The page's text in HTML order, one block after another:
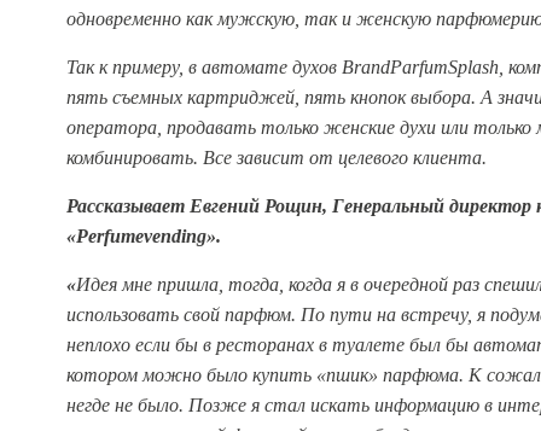
одновременно как мужскую, так и женскую
Так к примеру, в автомате духов BrandParfumSplash,
пять съемных картриджей, пять кнопок выбора. А
оператора, продавать только женские духи или
комбинировать. Все зависит от целевого клиента.
Рассказывает Евгений Рощин, Генеральный директор
«Perfumevending».
«Идея мне пришла, тогда, когда я в очередной раз
использовать свой парфюм. По пути на встречу, я
неплохо если бы в ресторанах в туалете был бы
котором можно было купить «пшик» парфюма. К
негде не было. Позже я стал искать информацию в